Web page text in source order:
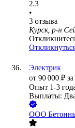
2.3
•
3 отзыва
Курск, р-н
Электрик
от 90 000 ₽
Опыт 1-3
Выплаты:
ООО